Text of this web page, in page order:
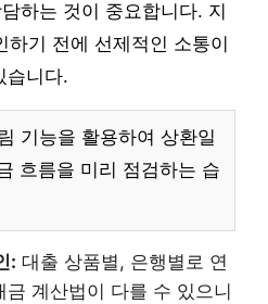
하는 것이 중요합니다. 지
기 전에 선제적인 소통이
습니다.
기능을 활용하여 상환일
흐름을 미리 점검하는 습
: 대출 상품별, 은행별로 연
계산법이 다를 수 있으니